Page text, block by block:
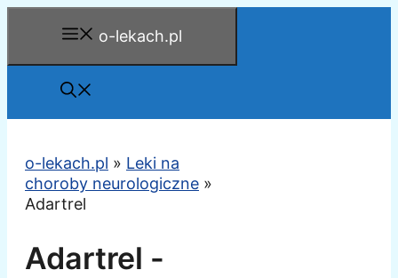
o-lekach.pl
o-lekach.pl » Leki na
choroby neurologiczne »
Adartrel
Adartrel -